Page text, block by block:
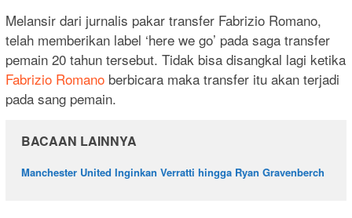
Melansir dari jurnalis pakar transfer Fabrizio Romano,
telah memberikan label ‘here we go’ pada saga transfer
pemain 20 tahun tersebut. Tidak bisa disangkal lagi ketika
Fabrizio Romano berbicara maka transfer itu akan terjadi
pada sang pemain.
BACAAN LAINNYA
Manchester United Inginkan Verratti hingga Ryan Gravenberch